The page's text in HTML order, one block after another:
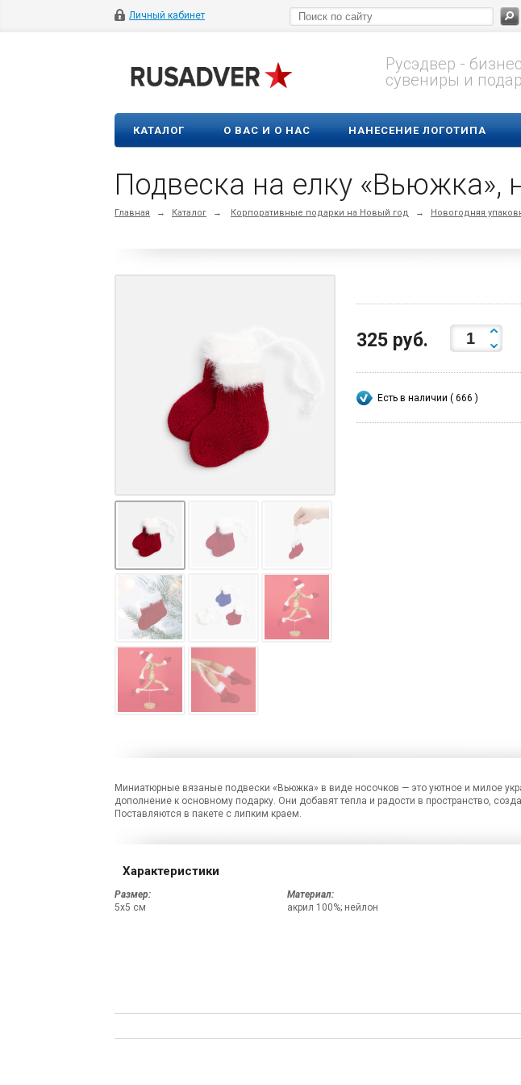
Личный кабинет
Русэдвер -
сувениры и
КАТАЛОГ О ВАС И О НАС НАНЕСЕНИЕ ЛОГОТИПА
Подвеска на елку «Вьюжка»,
Главная → Каталог → Корпоративные подарки на Новый год → Новогодняя
325 руб.
Есть в наличии ( 666 )
Миниатюрные вязаные подвески «Вьюжка» в виде носочков — это уютное и милое
дополнение к основному подарку. Они добавят тепла и радости в пространство,
Поставляются в пакете с липким краем.
Характеристики
Размер:
5х5 см
Материал:
акрил 100%; нейлон